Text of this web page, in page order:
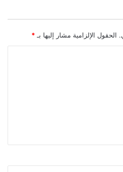
الحقول الإلزامية مشار إليها بـ *